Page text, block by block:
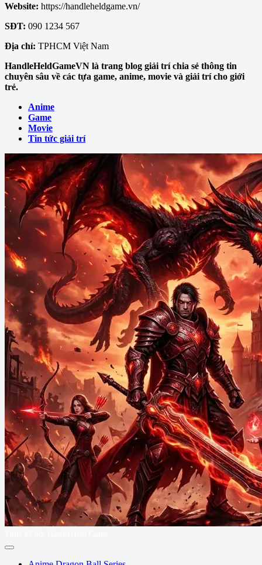
Website: https://handleheldgame.vn/
SĐT: 090 1234 567
Địa chỉ: TPHCM Việt Nam
HandleHeldGameVN là trang blog giải trí chia sẻ thông tin
chuyên sâu về các tựa game, anime, movie và giải trí cho giới
trẻ.
Anime
Game
Movie
Tin tức giải trí